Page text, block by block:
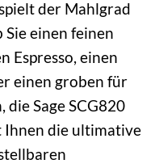
der Mahlgrad
Sie einen feinen
Espresso, einen
einen groben für
die Sage SCG820
die ultimative